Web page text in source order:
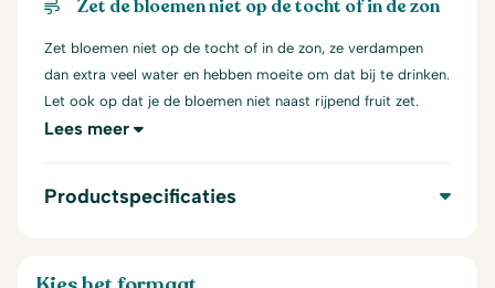
Zet de bloemen niet op de tocht of in de zon
Zet bloemen niet op de tocht of in de zon, ze verdampen
dan extra veel water en hebben moeite om dat bij te drinken.
Let ook op dat je de bloemen niet naast rijpend fruit zet.
Lees meer
Productspecificaties